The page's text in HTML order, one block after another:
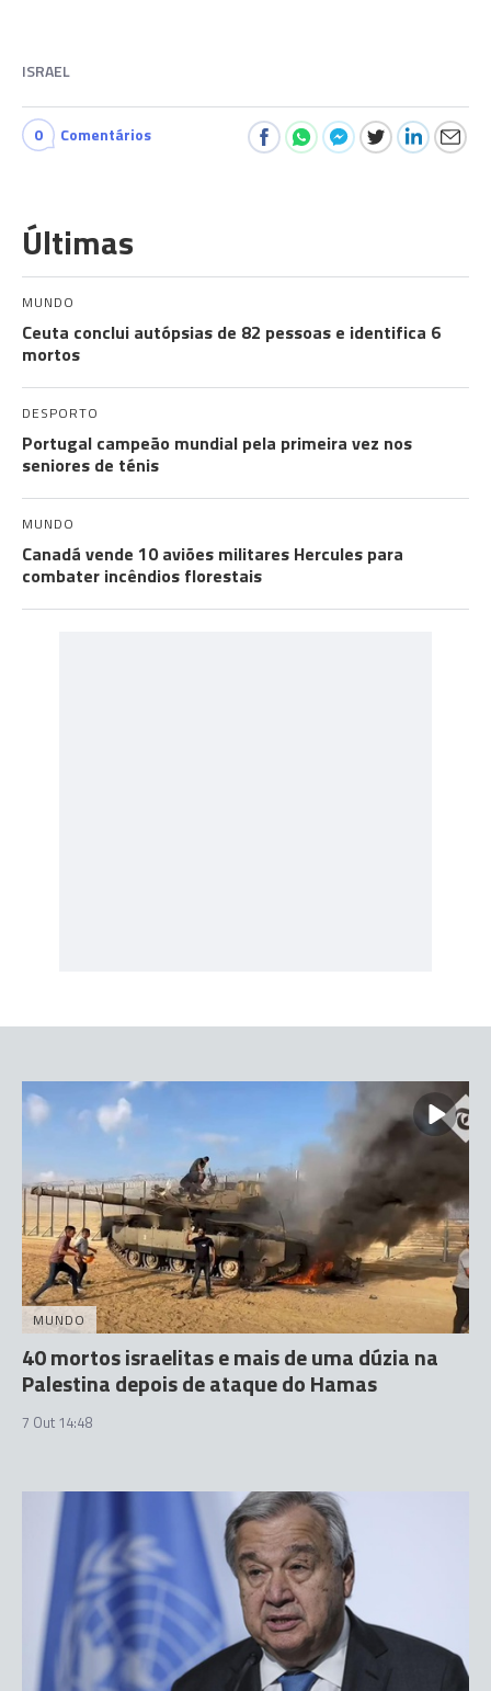
ISRAEL
0 Comentários
Últimas
MUNDO
Ceuta conclui autópsias de 82 pessoas e identifica 6
mortos
DESPORTO
Portugal campeão mundial pela primeira vez nos
seniores de ténis
MUNDO
Canadá vende 10 aviões militares Hercules para
combater incêndios florestais
MUNDO
40 mortos israelitas e mais de uma dúzia na
Palestina depois de ataque do Hamas
7 Out 14:48